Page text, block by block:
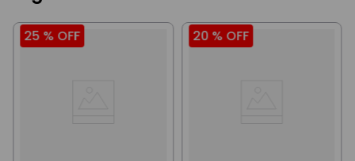
25 % OFF 20 % OFF